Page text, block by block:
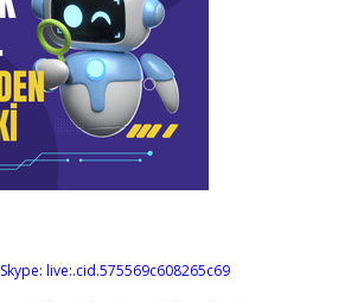
Skype: live:.cid.575569c608265c69